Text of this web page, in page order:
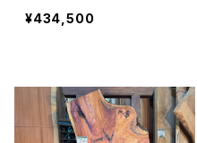
塗装 仕上げ済み】
¥434,500